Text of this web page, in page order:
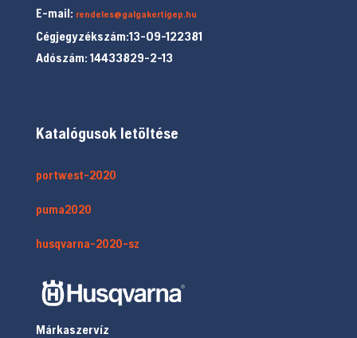
E-mail: rendeles@galgakertigep.hu
Cégjegyzékszám:13-09-122381
Adószám: 14433829-2-13
Katalógusok letöltése
portwest-2020
puma2020
husqvarna-2020-sz
Márkaszervíz